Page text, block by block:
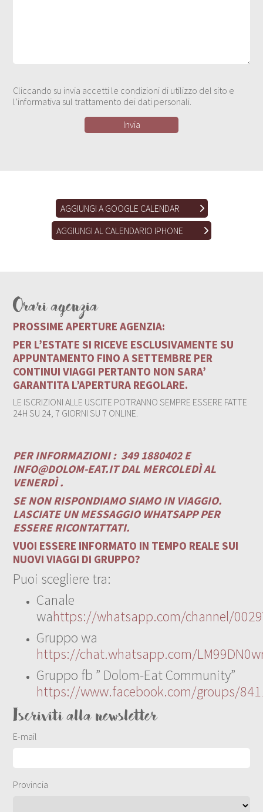
Cliccando su invia accetti le condizioni di utilizzo del sito e
l’informativa sul trattamento dei dati personali.
AGGIUNGI A GOOGLE CALENDAR
AGGIUNGI AL CALENDARIO IPHONE
Orari agenzia
PROSSIME APERTURE AGENZIA:
PER L’ESTATE SI RICEVE ESCLUSIVAMENTE SU
APPUNTAMENTO FINO A SETTEMBRE PER
CONTINUI VIAGGI PERTANTO NON SARA’
GARANTITA L’APERTURA REGOLARE.
LE ISCRIZIONI ALLE USCITE POTRANNO SEMPRE ESSERE FATTE
24H SU 24, 7 GIORNI SU 7 ONLINE.
PER INFORMAZIONI : 349 1880402 E
INFO@DOLOM-EAT.ITDAL MERCOLEDÌ AL
VENERDÌ .
SE NON RISPONDIAMO SIAMO IN VIAGGIO.
LASCIATE UN MESSAGGIO WHATSAPP PER
ESSERE RICONTATTATI.
VUOI ESSERE INFORMATO IN TEMPO REALE SUI
NUOVI VIAGGI DI GRUPPO?
Puoi scegliere tra:
Canale
wahttps://whatsapp.com/channel/
Gruppo wa
https://chat.whatsapp.com/
Gruppo fb ” Dolom-Eat Community”
https://www.facebook.com/groups/
Iscriviti alla newsletter
E-mail
Provincia